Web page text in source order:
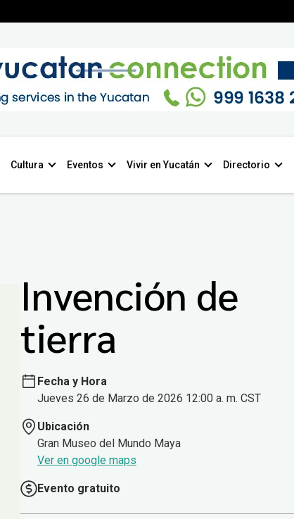
Cultura Eventos Vivir en Yucatán Directorio
Invención de
tierra
Fecha y Hora
Jueves 26 de Marzo de 2026 12:00 a. m. CST
Ubicación
Gran Museo del Mundo Maya
Ver en google maps
Evento gratuito